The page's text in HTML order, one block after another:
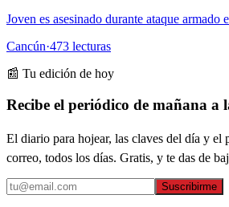
Joven es asesinado durante ataque armado
Cancún·473 lecturas
📰 Tu edición de hoy
Recibe el periódico de mañana a
El diario para hojear, las claves del día y
correo, todos los días. Gratis, y te das de
Suscribirme